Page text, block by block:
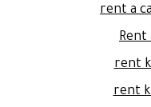
rent a
Rent
rent
rent